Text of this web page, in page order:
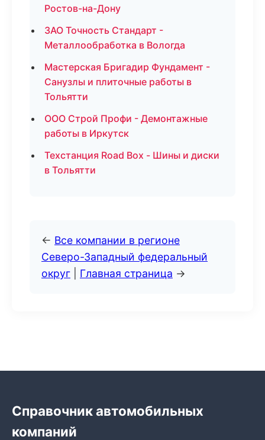
Ростов-на-Дону
ЗАО Точность Стандарт -
Металлообработка в Вологда
Мастерская Бригадир Фундамент -
Санузлы и плиточные работы в
Тольятти
ООО Строй Профи - Демонтажные
работы в Иркутск
Техстанция Road Box - Шины и диски
в Тольятти
← Все компании в регионе
Северо-Западный федеральный
округ
Главная страница →
Справочник автомобильных
компаний